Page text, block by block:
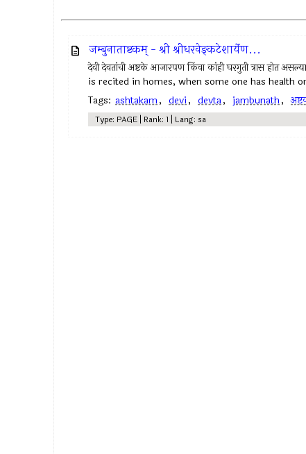
जम्बुनाताष्टकम् - श्री श्रीधरवेङ्कटेशार्येण...
देवी देवतांची अष्टके आजारपण किंवा कांही घरगुती त्रास होत
is recited in homes, when some one has health
Tags: ashtakam, devi, devta, jambunath,
Type: PAGE | Rank: 1 | Lang: sa